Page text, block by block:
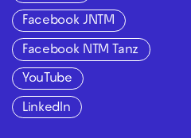
Facebook JNTM
Facebook NTM Tanz
YouTube
LinkedIn